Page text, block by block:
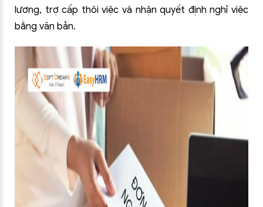
lương, trợ cấp thôi việc và nhận quyết định nghỉ việc
bằng văn bản.